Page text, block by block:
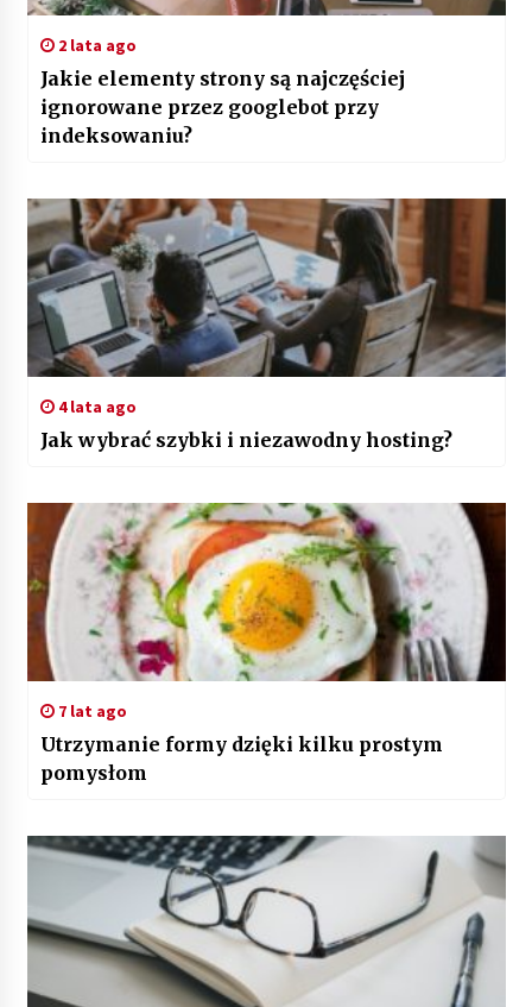
2 lata ago
Jakie elementy strony są najczęściej
ignorowane przez googlebot przy
indeksowaniu?
4 lata ago
Jak wybrać szybki i niezawodny hosting?
7 lat ago
Utrzymanie formy dzięki kilku prostym
pomysłom